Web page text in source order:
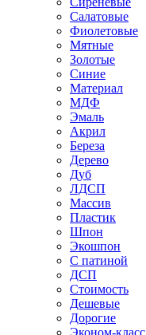
Салатовые
Фиолетовые
Мятные
Золотые
Синие
Материал
МДФ
Эмаль
Акрил
Береза
Дерево
Дуб
ЛДСП
Массив
Пластик
Шпон
Экошпон
С патиной
ДСП
Стоимость
Дешевые
Дорогие
Эконом-класс